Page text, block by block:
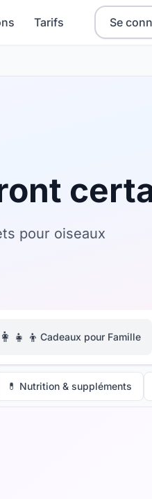
Tarifs Se
pour oiseaux
Cadeaux pour Famille
💊 Nutrition & suppléments